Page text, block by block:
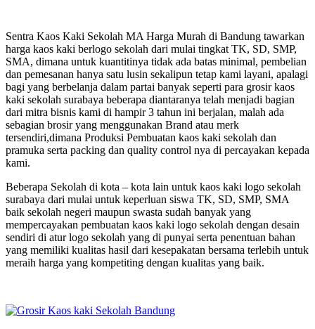
Sentra Kaos Kaki Sekolah MA Harga Murah di Bandung tawarkan
harga kaos kaki berlogo sekolah dari mulai tingkat TK, SD, SMP,
SMA, dimana untuk kuantitinya tidak ada batas minimal, pembelian
dan pemesanan hanya satu lusin sekalipun tetap kami layani, apalagi
bagi yang berbelanja dalam partai banyak seperti para grosir kaos
kaki sekolah surabaya beberapa diantaranya telah menjadi bagian
dari mitra bisnis kami di hampir 3 tahun ini berjalan, malah ada
sebagian brosir yang menggunakan Brand atau merk
tersendiri,dimana Produksi Pembuatan kaos kaki sekolah dan
pramuka serta packing dan quality control nya di percayakan kepada
kami.
Beberapa Sekolah di kota – kota lain untuk kaos kaki logo sekolah
surabaya dari mulai untuk keperluan siswa TK, SD, SMP, SMA
baik sekolah negeri maupun swasta sudah banyak yang
mempercayakan pembuatan kaos kaki logo sekolah dengan desain
sendiri di atur logo sekolah yang di punyai serta penentuan bahan
yang memiliki kualitas hasil dari kesepakatan bersama terlebih untuk
meraih harga yang kompetiting dengan kualitas yang baik.